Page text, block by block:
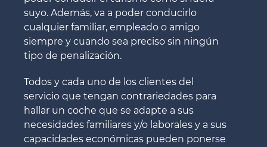
suyo. Además, va a poder conducirlo
cualquier familiar, empleado o amigo
siempre y cuando sea preciso sin ningún
tipo de penalización.
Todos y cada uno de los clientes del
servicio que tengan contrariedades para
hallar un coche que se adapte a sus
necesidades familiares y/o laborales y a sus
capacidades económicas pueden ponerse